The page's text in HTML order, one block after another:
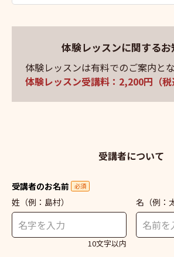
体験レッスンに関するお
体験レッスンは有料でのご案内とな
体験レッスン受講料：2,200円（税
受講者について
受講者のお名前 必須
姓 （例：島村）
10文字以内
名 （例：